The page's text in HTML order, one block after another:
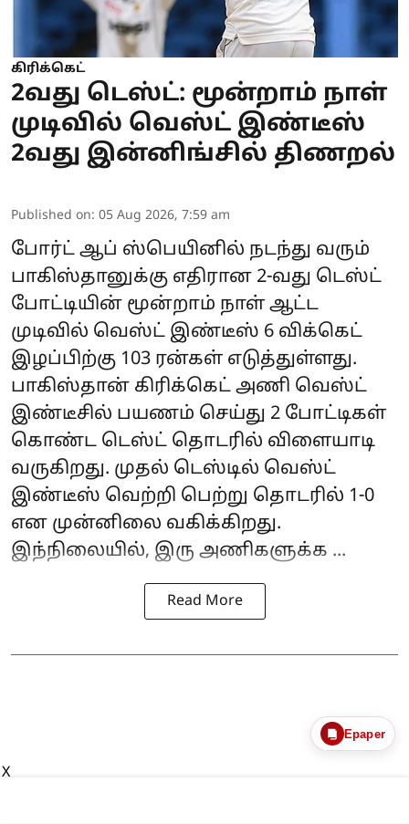
கிரிக்கெட்
2வது டெஸ்ட்: மூன்றாம் நாள்
முடிவில் வெஸ்ட் இண்டீஸ்
2வது இன்னிங்சில் திணறல்
Published on: 05 Aug 2026, 7:59 am
போர்ட் ஆப் ஸ்பெயினில் நடந்து வரும்
பாகிஸ்தானுக்கு எதிரான 2-வது டெஸ்ட்
போட்டியின் மூன்றாம் நாள் ஆட்ட
முடிவில் வெஸ்ட் இண்டீஸ் 6 விக்கெட்
இழப்பிற்கு 103 ரன்கள் எடுத்துள்ளது.
பாகிஸ்தான் கிரிக்கெட் அணி வெஸ்ட்
இண்டீசில் பயணம் செய்து 2 போட்டிகள்
கொண்ட டெஸ்ட் தொடரில் விளையாடி
வருகிறது. முதல் டெஸ்டில் வெஸ்ட்
இண்டீஸ் வெற்றி பெற்று தொடரில் 1-0
என முன்னிலை வகிக்கிறது.
இந்நிலையில், இரு அணிகளுக்க ...
Read More
Epaper
X